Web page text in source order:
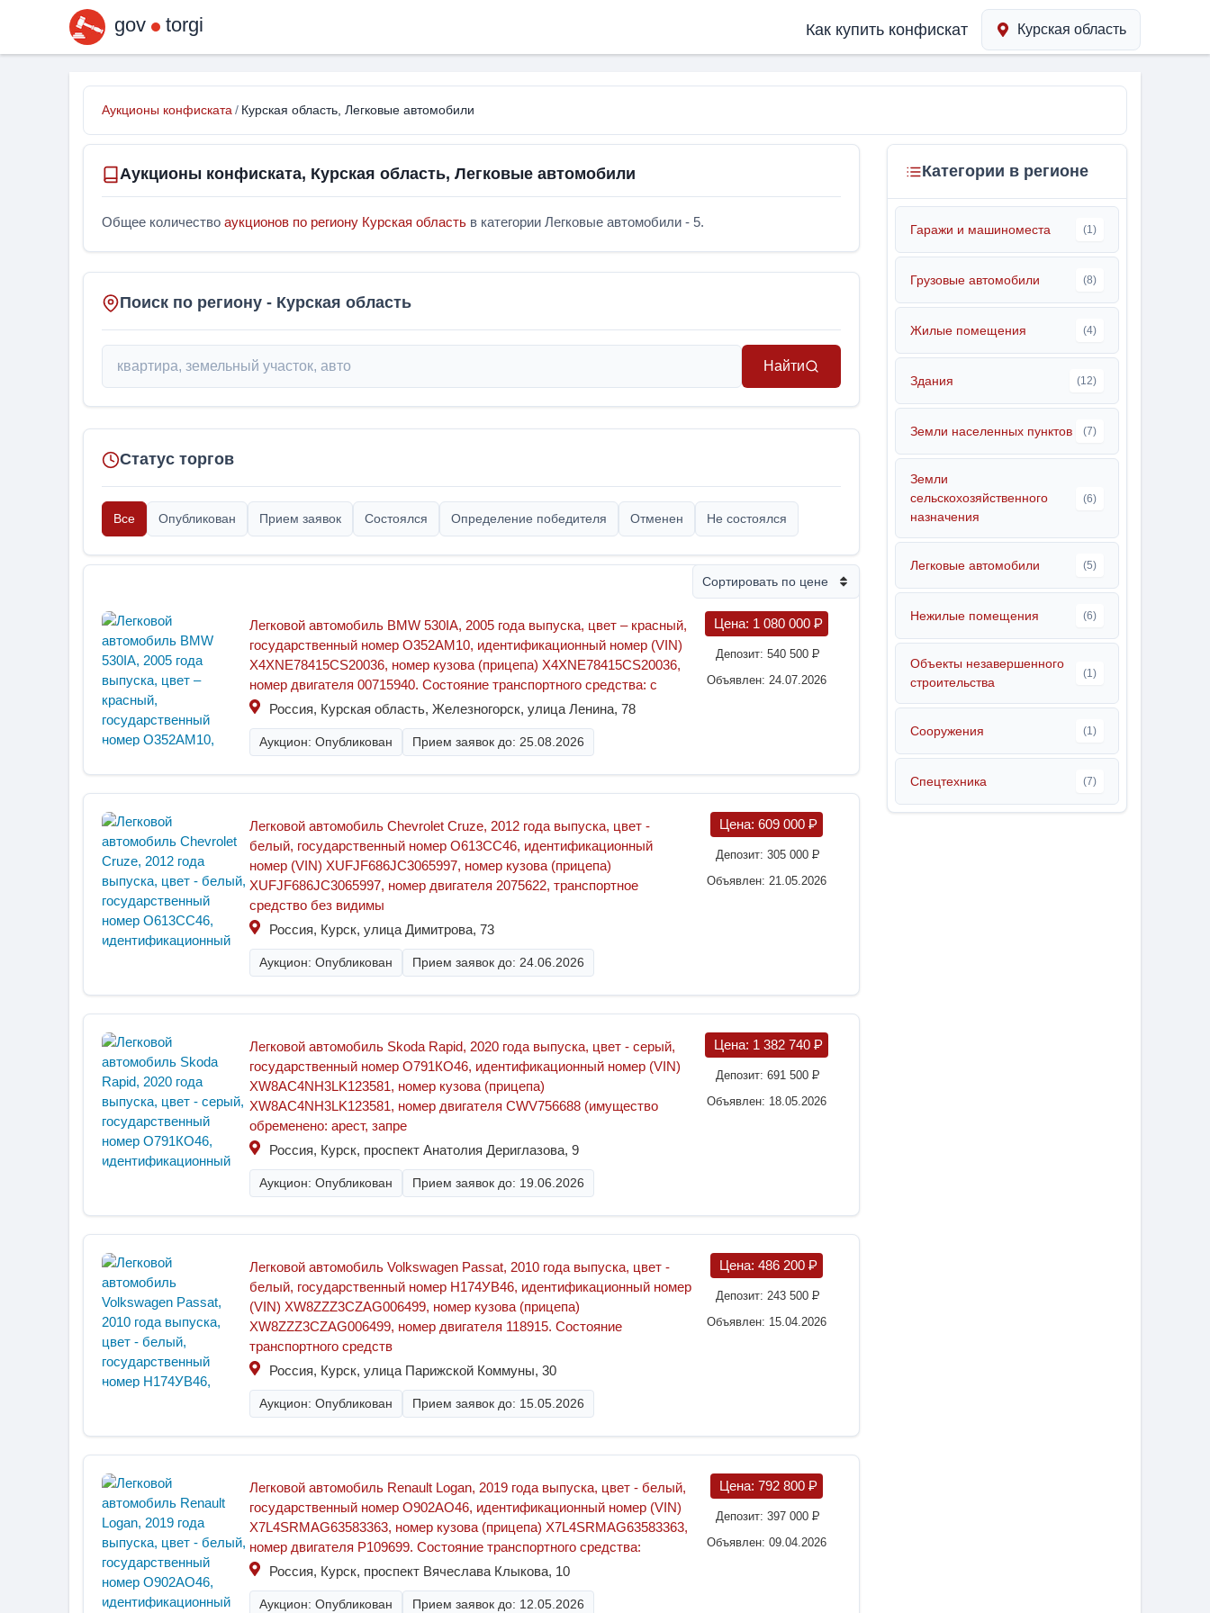
gov torgi Как купить конфискат Курская область
Аукционы конфиската / Курская область, Легковые автомобили
Аукционы конфиската, Курская область, Легковые автомобили
Общее количество аукционов по региону Курская область в категории Легковые автомобили - 5.
Поиск по региону - Курская область
Найти
Статус торгов
Все Опубликован Прием заявок Состоялся Определение победителя Отменен Не состоялся
Сортировать по цене
Легковой автомобиль BMW 530IA, 2005 года выпуска, цвет – красный,
государственный номер О352АМ10, идентификационный номер (VIN)
X4XNE78415СS20036, номер кузова (прицепа) X4XNE78415СS20036,
номер двигателя 00715940. Состояние транспортного средства: с
Россия, Курская область, Железногорск, улица Ленина, 78
Аукцион: Опубликован Прием заявок до: 25.08.2026
Цена: 1 080 000 P
Депозит: 540 500P
Объявлен: 24.07.2026
Легковой автомобиль Chevrolet Cruze, 2012 года выпуска, цвет -
белый, государственный номер О613СС46, идентификационный
номер (VIN) XUFJF686JC3065997, номер кузова (прицепа)
XUFJF686JC3065997, номер двигателя 2075622, транспортное
средство без видимы
Россия, Курск, улица Димитрова, 73
Аукцион: Опубликован Прием заявок до: 24.06.2026
Цена: 609 000 P
Депозит: 305 000P
Объявлен: 21.05.2026
Легковой автомобиль Skoda Rapid, 2020 года выпуска, цвет - серый,
государственный номер О791КО46, идентификационный номер (VIN)
XW8AC4NH3LK123581, номер кузова (прицепа)
XW8AC4NH3LK123581, номер двигателя CWV756688 (имущество
обременено: арест, запре
Россия, Курск, проспект Анатолия Дериглазова, 9
Аукцион: Опубликован Прием заявок до: 19.06.2026
Цена: 1 382 740 P
Депозит: 691 500P
Объявлен: 18.05.2026
Легковой автомобиль Volkswagen Passat, 2010 года выпуска, цвет -
белый, государственный номер Н174УВ46, идентификационный номер
(VIN) XW8ZZZ3CZAG006499, номер кузова (прицепа)
XW8ZZZ3CZAG006499, номер двигателя 118915. Состояние
транспортного средств
Россия, Курск, улица Парижской Коммуны, 30
Аукцион: Опубликован Прием заявок до: 15.05.2026
Цена: 486 200 P
Депозит: 243 500P
Объявлен: 15.04.2026
Легковой автомобиль Renault Logan, 2019 года выпуска, цвет - белый,
государственный номер О902АО46, идентификационный номер (VIN)
X7L4SRMAG63583363, номер кузова (прицепа) X7L4SRMAG63583363,
номер двигателя Р109699. Состояние транспортного средства:
Россия, Курск, проспект Вячеслава Клыкова, 10
Аукцион: Опубликован Прием заявок до: 12.05.2026
Цена: 792 800 P
Депозит: 397 000P
Объявлен: 09.04.2026
Категории в регионе
Гаражи и машиноместа (1)
Грузовые автомобили (8)
Жилые помещения (4)
Здания (12)
Земли населенных пунктов (7)
Земли
сельскохозяйственного
назначения
(6)
Легковые автомобили (5)
Нежилые помещения (6)
Объекты незавершенного
строительства
(1)
Сооружения (1)
Спецтехника (7)